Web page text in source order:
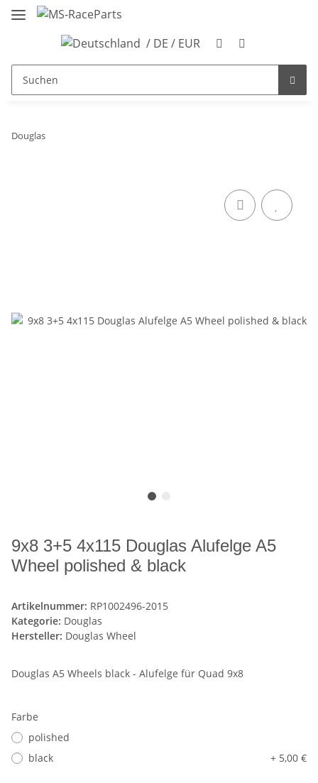
/ DE / EUR
Douglas
9x8 3+5 4x115 Douglas Alufelge A5
Wheel polished & black
Artikelnummer: RP1002496-2015
Kategorie: Douglas
Hersteller: Douglas Wheel
Douglas A5 Wheels black - Alufelge für Quad 9x8
Farbe
polished
black
+ 5,00 €